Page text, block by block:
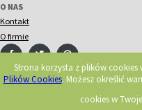
Strona korzysta z plików cookies
Plików Cookies. Możesz określić
cookies w
O NAS
Kontakt
O firmie
© 2018 Acorn. Wszelkie prawa zastrzeżone.